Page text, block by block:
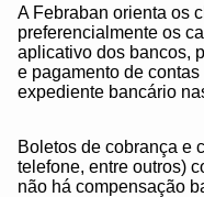
A Febraban orienta os
preferencialmente os
aplicativo dos bancos,
e pagamento de
expediente bancário
Boletos de cobrança e
telefone, entre outros)
não há compensação